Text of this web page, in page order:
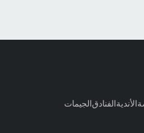
الجيماتالفنادقالأندية